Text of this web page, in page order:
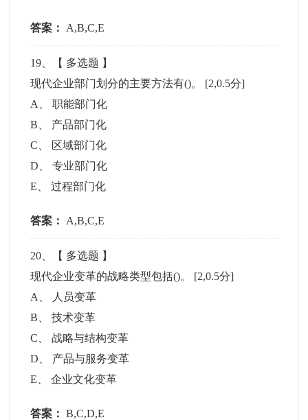
答案： A,B,C,E
19 、【 多选题 】
现代企业部门划分的主要方法有()。 [2,0.5分]
A
、职能部门化
B
产品部门化
C
区域部门化
D 、专业部门化
E 、过程部门化
答案： A,B,C,E
20 、【 多选题 】
现代企业变革的战略类型包括()。 [2,0.5分]
A
人员变革
B 、技术变革
C 、战略与结构变革
D
产品与服务变革
E 、企业文化变革
答案： B,C,D,E